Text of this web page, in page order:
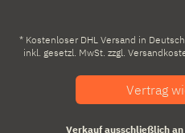
* Kostenloser DHL Versand in
inkl. gesetzl. MwSt. zzgl.
Vertrag
Verkauf ausschließlich